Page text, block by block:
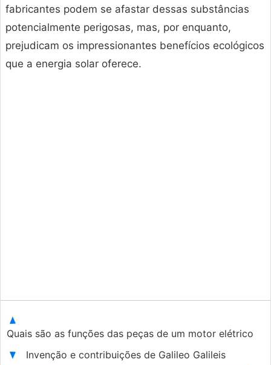
fabricantes podem se afastar dessas substâncias
potencialmente perigosas, mas, por enquanto,
prejudicam os impressionantes benefícios ecológicos
que a energia solar oferece.
Quais são as funções das peças de um motor elétrico
Invenção e contribuições de Galileo Galileis